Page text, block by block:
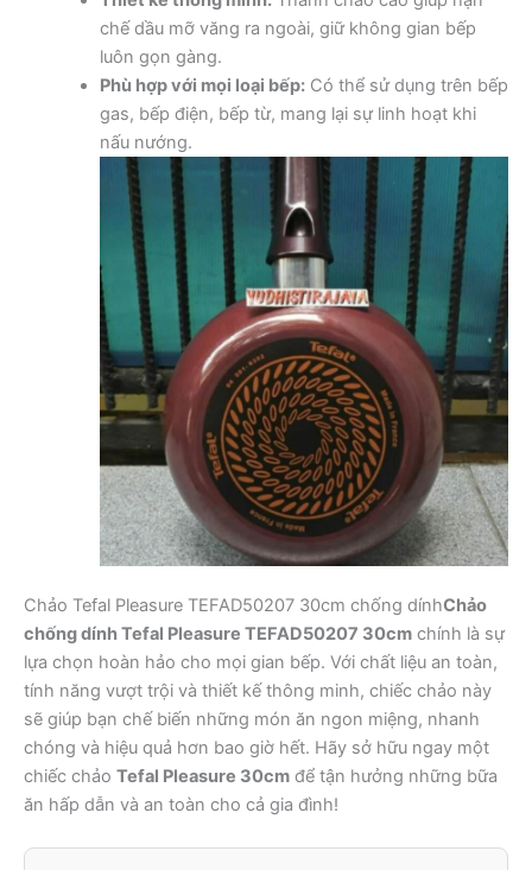
chế dầu mỡ văng ra ngoài, giữ không gian bếp
luôn gọn gàng.
Phù hợp với mọi loại bếp:Có thể sử dụng trên bếp
gas, bếp điện, bếp từ, mang lại sự linh hoạt khi
nấu nướng.
Chảo Tefal Pleasure TEFAD50207 30cm chống dínhChảo
chống dính Tefal Pleasure TEFAD50207 30cm chính là sự
lựa chọn hoàn hảo cho mọi gian bếp. Với chất liệu an toàn,
tính năng vượt trội và thiết kế thông minh, chiếc chảo này
sẽ giúp bạn chế biến những món ăn ngon miệng, nhanh
chóng và hiệu quả hơn bao giờ hết. Hãy sở hữu ngay một
chiếc chảo Tefal Pleasure 30cm để tận hưởng những bữa
ăn hấp dẫn và an toàn cho cả gia đình!